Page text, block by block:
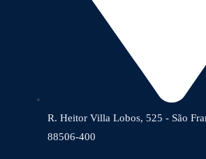
R. Heitor Villa Lobos, 525 - São
88506-400